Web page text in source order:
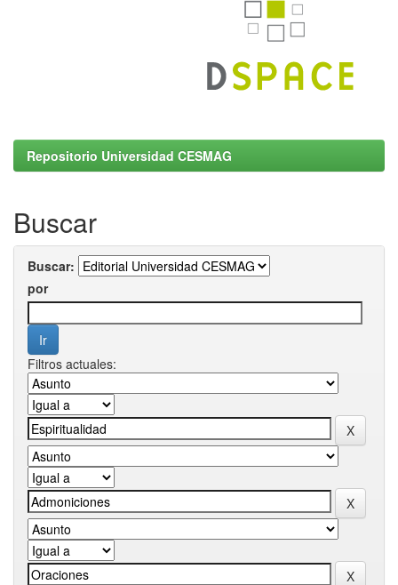
Repositorio Universidad CESMAG
Buscar
Buscar:
por
Filtros actuales: